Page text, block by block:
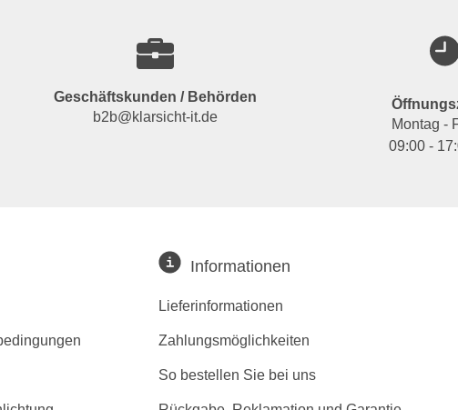
Geschäftskunden / Behörden
b2b@klarsicht-it.de
Montag -
09:00 -
Informationen
Lieferinformationen
Zahlungsmöglichkeiten
So bestellen Sie bei uns